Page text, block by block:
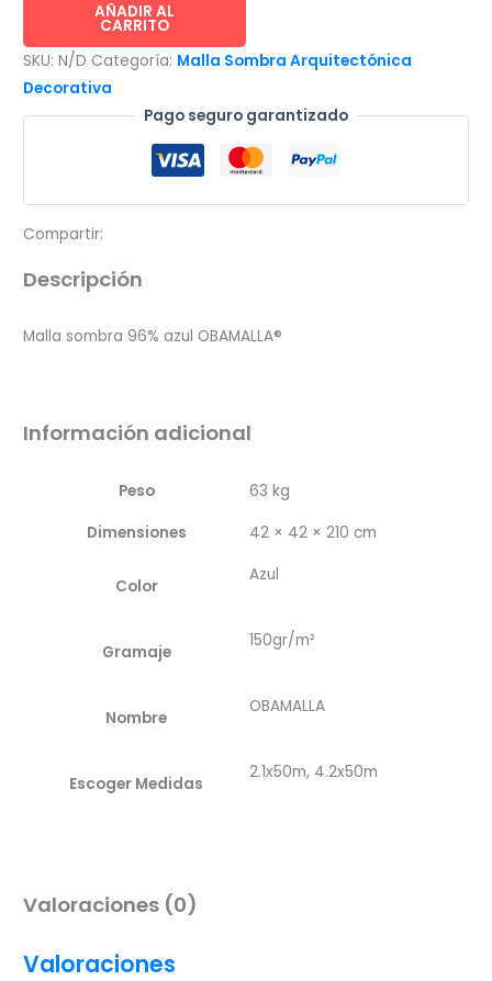
azul
cantidad
AÑADIR AL
CARRITO
SKU:N/D Categoría: Malla Sombra Arquitectónica
Decorativa
Pago seguro garantizado
Compartir:
Descripción
Malla sombra 96% azul OBAMALLA®
Información adicional
Peso
63 kg
Dimensiones
42 × 42 × 210 cm
Color
Azul
Gramaje
150gr/m²
Nombre
OBAMALLA
Escoger Medidas
2.1x50m, 4.2x50m
Valoraciones (0)
Valoraciones